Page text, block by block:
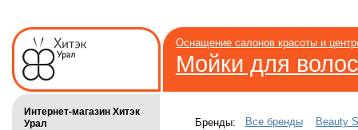
Оснащение салонов красоты и
Мойки для волос
Интернет-магазин Хитэк
Урал
Бренды: Все бренды
Beauty